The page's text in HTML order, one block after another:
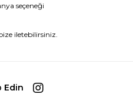
seçeneği
iletebilirsiniz.
Edin